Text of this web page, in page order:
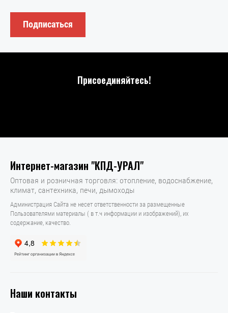
Подписаться
Присоединяйтесь!
Интернет-магазин "КПД-УРАЛ"
Оптовая и розничная торговля: отопление, водоснабжение,
климат, сантехника, печи, дымоходы
Администрация Сайта не несет ответственности за размещенные
Пользователями материалы ( в т.ч информации и изображений), их
содержание, качество.
Наши контакты